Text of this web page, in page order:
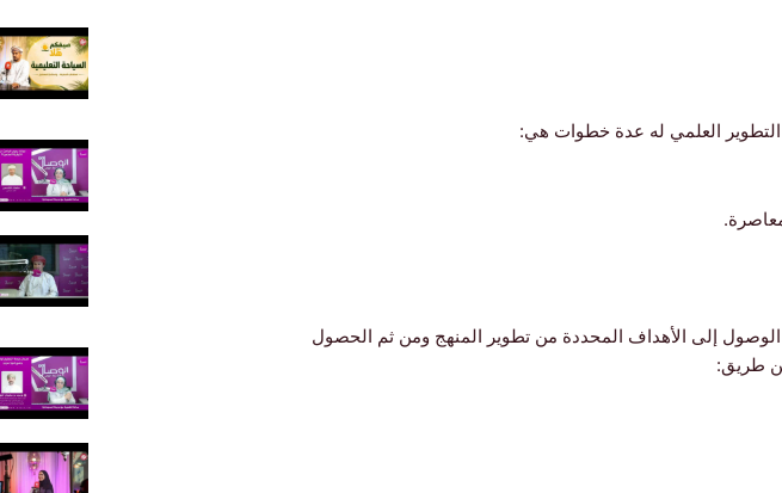
إلى الأهداف المحددة من تطوير المنهج ومن ثم الحصول
طريق: